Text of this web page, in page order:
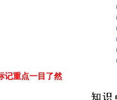
记重点一目了然